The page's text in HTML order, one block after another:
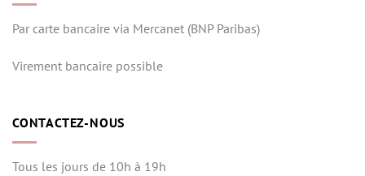
Par carte bancaire via Mercanet (BNP Paribas)
Virement bancaire possible
CONTACTEZ-NOUS
Tous les jours de 10h à 19h